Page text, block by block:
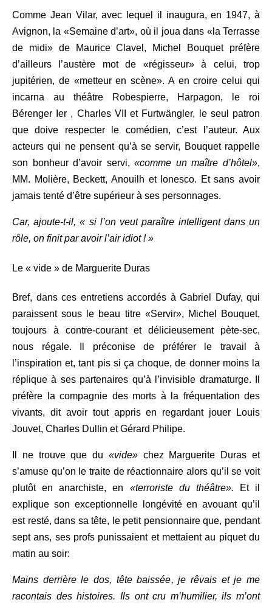
Comme Jean Vilar, avec lequel il inaugura, en 1947, à
Avignon, la «Semaine d’art», où il joua dans «la Terrasse
de midi» de Maurice Clavel, Michel Bouquet préfère
d’ailleurs l’austère mot de «régisseur» à celui, trop
jupitérien, de «metteur en scène». A en croire celui qui
incarna au théâtre Robespierre, Harpagon, le roi
Bérenger Ier , Charles VII et Furtwängler, le seul patron
que doive respecter le comédien, c’est l’auteur. Aux
acteurs qui ne pensent qu’à se servir, Bouquet rappelle
son bonheur d’avoir servi,«comme un maître d’hôtel»,
MM. Molière, Beckett, Anouilh et Ionesco. Et sans avoir
jamais tenté d’être supérieur à ses personnages.
Car, ajoute-t-il,« si l’on veut paraître intelligent dans un
rôle, on finit par avoir l’air idiot ! »
Le « vide » de Marguerite Duras
Bref, dans ces entretiens accordés à Gabriel Dufay, qui
paraissent sous le beau titre «Servir», Michel Bouquet,
toujours à contre-courant et délicieusement pète-sec,
nous régale. Il préconise de préférer le travail à
l’inspiration et, tant pis si ça choque, de donner moins la
réplique à ses partenaires qu’à l’invisible dramaturge. Il
préfère la compagnie des morts à la fréquentation des
vivants, dit avoir tout appris en regardant jouer Louis
Jouvet, Charles Dullin et Gérard Philipe.
Il ne trouve que du «vide» chez Marguerite Duras et
s’amuse qu’on le traite de réactionnaire alors qu’il se voit
plutôt en anarchiste, en «terroriste du théâtre».
Et il
explique son exceptionnelle longévité en avouant qu’il
est resté, dans sa tête, le petit pensionnaire que, pendant
sept ans, ses profs punissaient et mettaient au piquet du
matin au soir:
Mains derrière le dos, tête baissée, je rêvais et je me
racontais des histoires. Ils ont cru m’humilier, ils m’ont